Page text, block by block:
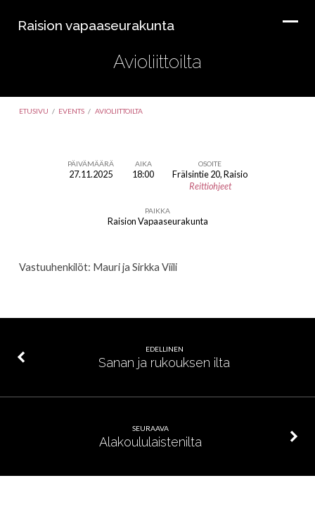
Raision vapaaseurakunta
Avioliittoilta
ETUSIVU / EVENTS / AVIOLIITTOILTA
PÄIVÄMÄÄRÄ
27.11.2025
AIKA
18:00
OSOITE
Frälsintie 20, Raisio
Reittiohjeet
PAIKKA
Raision Vapaaseurakunta
Vastuuhenkilöt: Mauri ja Sirkka Viili
EDELLINEN
Sanan ja rukouksen ilta
SEURAAVA
Alakoululaistenilta